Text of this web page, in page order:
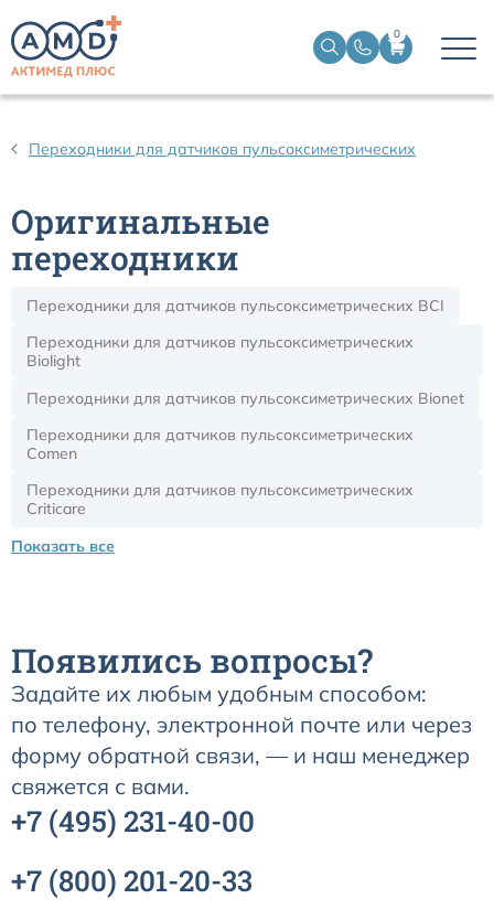
0
Переходники для датчиков пульсоксиметрических
Оригинальные
переходники
Переходники для датчиков пульсоксиметрических BCI
Переходники для датчиков пульсоксиметрических
Biolight
Переходники для датчиков пульсоксиметрических Bionet
Переходники для датчиков пульсоксиметрических
Comen
Переходники для датчиков пульсоксиметрических
Criticare
Показать все
Появились вопросы?
Задайте их любым удобным способом:
по телефону, электронной почте или через
форму обратной связи, — и наш менеджер
свяжется с вами.
+7 (495) 231-40-00
+7 (800) 201-20-33
Датчики ЭЭГ BIS
Кабели пациента ЭКГ
Датчики температурные медицинские к мониторам
Кабели для кардиографов
Датчики кислорода для ИВЛ
Датчики потока для аппаратов ИВЛ
Пульсоксиметры
Кабели для инвазивного давления (ИАД)
Датчики (трансдьюсеры)